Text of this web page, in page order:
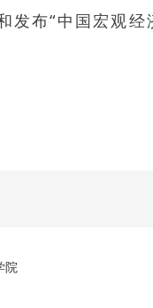
发布“中国宏观经
院